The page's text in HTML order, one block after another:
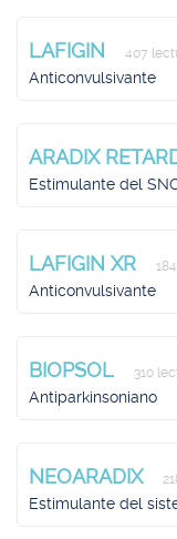
LAFIGIN 407
Anticonvulsivante
ARADIX
Estimulante del
LAFIGIN XR
Anticonvulsivante
BIOPSOL 310
Antiparkinsoniano
NEOARADIX
Estimulante del